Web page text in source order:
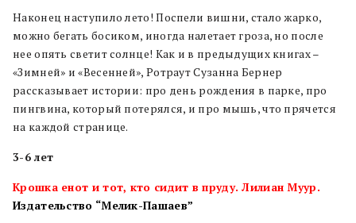
Наконец наступило лето! Поспели вишни, стало жарко,
можно бегать босиком, иногда налетает гроза, но после
нее опять светит солнце! Как и в предыдущих книгах –
«Зимней» и «Весенней», Ротраут Сузанна Бернер
рассказывает истории: про день рождения в парке, про
пингвина, который потерялся, и про мышь, что прячется
на каждой странице.
3-6лет
Крошка енот и тот, кто сидит в пруду. Лилиан Муур.
Издательство “Мелик-Пашаев”